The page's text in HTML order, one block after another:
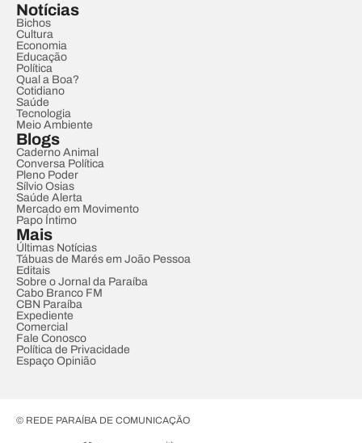
Notícias
Bichos
Cultura
Economia
Educação
Política
Qual a Boa?
Cotidiano
Saúde
Tecnologia
Meio Ambiente
Blogs
Caderno Animal
Conversa Política
Pleno Poder
Sílvio Osias
Saúde Alerta
Mercado em Movimento
Papo Íntimo
Mais
Últimas Notícias
Tábuas de Marés em João Pessoa
Editais
Sobre o Jornal da Paraíba
Cabo Branco FM
CBN Paraíba
Expediente
Comercial
Fale Conosco
Política de Privacidade
Espaço Opinião
© REDE PARAÍBA DE COMUNICAÇÃO